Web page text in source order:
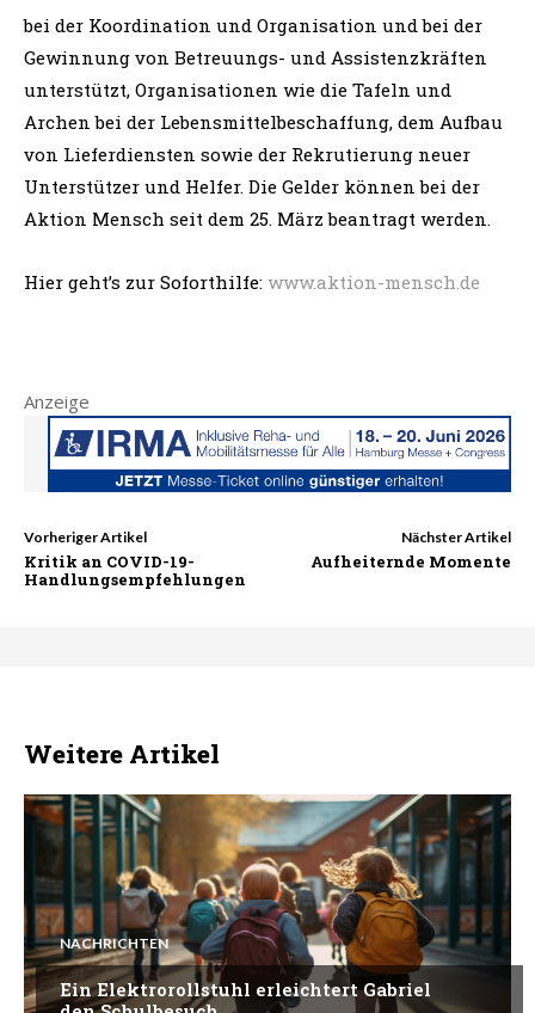
bei der Koordination und Organisation und bei der
Gewinnung von Betreuungs- und Assistenzkräften
unterstützt, Organisationen wie die Tafeln und
Archen bei der Lebensmittelbeschaffung, dem Aufbau
von Lieferdiensten sowie der Rekrutierung neuer
Unterstützer und Helfer. Die Gelder können bei der
Aktion Mensch seit dem 25. März beantragt werden.
Hier geht’s zur Soforthilfe: www.aktion-mensch.de
Anzeige
Vorheriger Artikel
Kritik an COVID-19-
Handlungsempfehlungen
Nächster Artikel
Aufheiternde Momente
Weitere Artikel
NACHRICHTEN
Ein Elektrorollstuhl erleichtert Gabriel